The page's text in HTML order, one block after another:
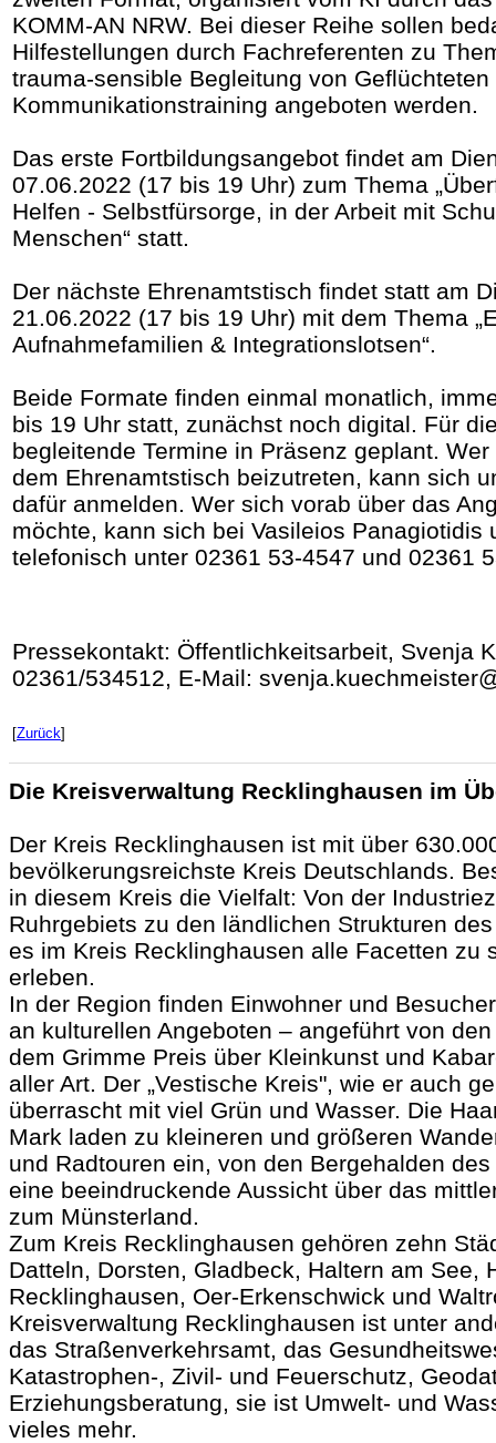
KOMM-AN NRW. Bei dieser Reihe sollen
Hilfestellungen durch Fachreferenten zu
trauma-sensible Begleitung von Geflüchteten
Kommunikationstraining angeboten werden.
Das erste Fortbildungsangebot findet am
07.06.2022 (17 bis 19 Uhr) zum Thema
Helfen - Selbstfürsorge, in der Arbeit mit
Menschen“ statt.
Der nächste Ehrenamtstisch findet statt am
21.06.2022 (17 bis 19 Uhr) mit dem Thema
Aufnahmefamilien & Integrationslotsen“.
Beide Formate finden einmal monatlich,
bis 19 Uhr statt, zunächst noch digital. Für
begleitende Termine in Präsenz geplant.
dem Ehrenamtstisch beizutreten, kann sich
dafür anmelden. Wer sich vorab über das
möchte, kann sich bei Vasileios Panagiotidis
telefonisch unter 02361 53-4547 und 02361
Pressekontakt: Öffentlichkeitsarbeit, Svenja
02361/534512, E-Mail:
[Zurück]
Die Kreisverwaltung Recklinghausen im
Der Kreis Recklinghausen ist mit über
bevölkerungsreichste Kreis Deutschlands.
in diesem Kreis die Vielfalt: Von der
Ruhrgebiets zu den ländlichen Strukturen
es im Kreis Recklinghausen alle Facetten zu
erleben.
In der Region finden Einwohner und
an kulturellen Angeboten – angeführt von
dem Grimme Preis über Kleinkunst und
aller Art. Der „Vestische Kreis", wie er auch
überrascht mit viel Grün und Wasser. Die
Mark laden zu kleineren und größeren
und Radtouren ein, von den Bergehalden
eine beeindruckende Aussicht über das
zum Münsterland.
Zum Kreis Recklinghausen gehören zehn
Datteln, Dorsten, Gladbeck, Haltern am See,
Recklinghausen, Oer-Erkenschwick und
Kreisverwaltung Recklinghausen ist unter
das Straßenverkehrsamt, das
Katastrophen-, Zivil- und Feuerschutz,
Erziehungsberatung, sie ist Umwelt- und
vieles mehr.